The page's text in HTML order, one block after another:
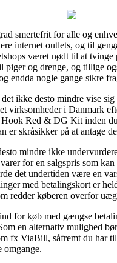
smertefrit for alle og
internet outlets, og til
været nødt til at tvinge
piger og drenge, og tillige
endda nogle gange sikre
ikke desto mindre vise
virksomheder i Danmark
Hook Red & DG Kit inden
er skråsikker på at antage
mindre ikke
for en salgspris som
det undertiden være en
med betalingskort er
redder køberen overfor
for køb med gængse
en alternativ mulighed
fx ViaBill, såfremt du har
omgange.